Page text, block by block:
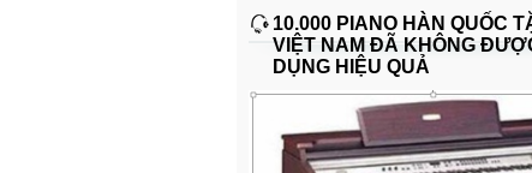
10.000 PIANO HÀN QUỐC
VIỆT NAM ĐÃ KHÔNG
DỤNG HIỆU QUẢ